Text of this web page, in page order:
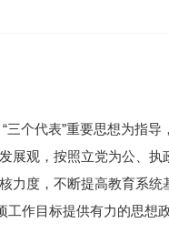
个代表”重要思想为指
展观，按照立党为公、执
力度，不断提高教育系统
作目标提供有力的思想